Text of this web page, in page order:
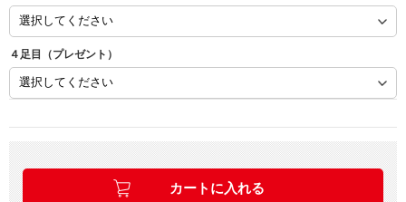
４足目（プレゼント）